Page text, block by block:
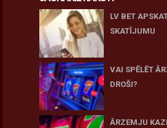
LV BET
SKATĪJUMU
VAI SPĒLĒT
DROŠI?
ĀRZEMJU